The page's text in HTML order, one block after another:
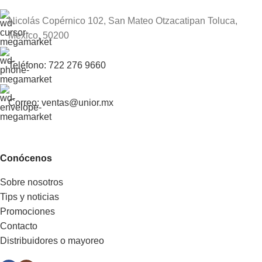
Nicolás Copérnico 102, San Mateo Otzacatipan Toluca,
México, 50200
Teléfono: 722 276 9660
Correo: ventas@unior.mx
Conócenos
Sobre nosotros
Tips y noticias
Promociones
Contacto
Distribuidores o mayoreo